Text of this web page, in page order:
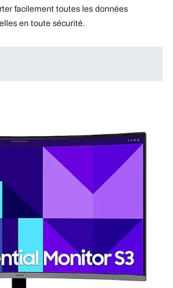
facilement toutes les données
en toute sécurité.